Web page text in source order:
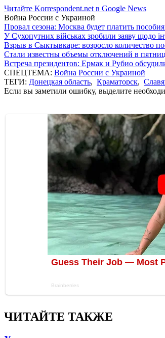
Читайте Korrespondent.net в Google News
Война России с Украиной
Провал сезона: Москва будет платить
У Сухопутних військах зробили заяву щодо
Взрыв в Сыктывкаре: возросло количество
Стали известны объемы отключений в
Встреча президентов: Ермак и Рубио
СПЕЦТЕМА: Война России с Украиной
ТЕГИ: Донецкая область, Краматорск,
Если вы заметили ошибку, выделите
ЧИТАЙТЕ ТАКЖЕ